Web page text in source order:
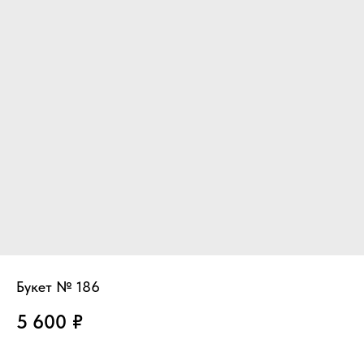
Букет № 186
5 600 ₽